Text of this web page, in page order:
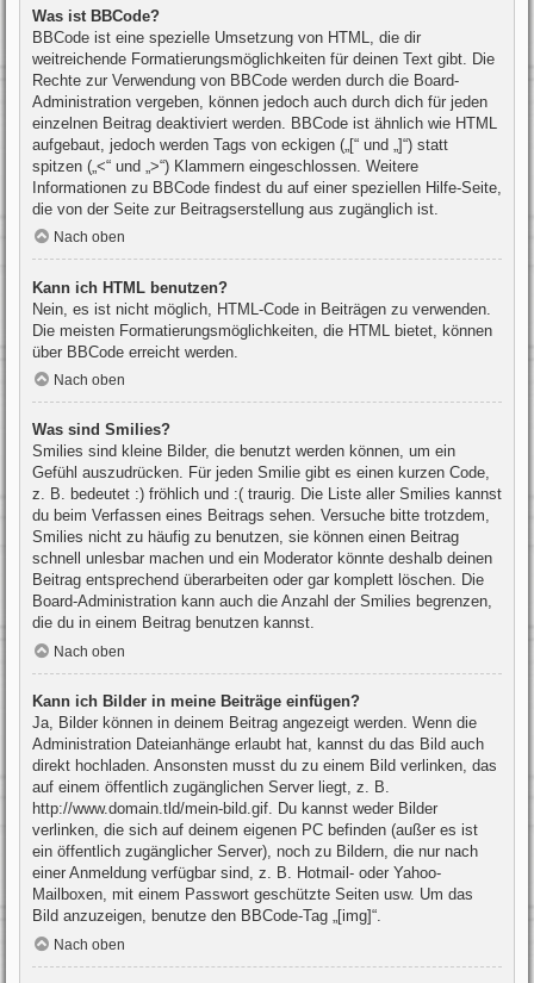
Was ist BBCode?
BBCode ist eine spezielle Umsetzung von HTML, die dir
weitreichende Formatierungsmöglichkeiten für deinen Text gibt. Die
Rechte zur Verwendung von BBCode werden durch die Board-
Administration vergeben, können jedoch auch durch dich für jeden
einzelnen Beitrag deaktiviert werden. BBCode ist ähnlich wie HTML
aufgebaut, jedoch werden Tags von eckigen („[“ und „]“) statt
spitzen („<“ und „>“) Klammern eingeschlossen. Weitere
Informationen zu BBCode findest du auf einer speziellen Hilfe-Seite,
die von der Seite zur Beitragserstellung aus zugänglich ist.
Nach oben
Kann ich HTML benutzen?
Nein, es ist nicht möglich, HTML-Code in Beiträgen zu verwenden.
Die meisten Formatierungsmöglichkeiten, die HTML bietet, können
über BBCode erreicht werden.
Nach oben
Was sind Smilies?
Smilies sind kleine Bilder, die benutzt werden können, um ein
Gefühl auszudrücken. Für jeden Smilie gibt es einen kurzen Code,
z. B. bedeutet :) fröhlich und :( traurig. Die Liste aller Smilies kannst
du beim Verfassen eines Beitrags sehen. Versuche bitte trotzdem,
Smilies nicht zu häufig zu benutzen, sie können einen Beitrag
schnell unlesbar machen und ein Moderator könnte deshalb deinen
Beitrag entsprechend überarbeiten oder gar komplett löschen. Die
Board-Administration kann auch die Anzahl der Smilies begrenzen,
die du in einem Beitrag benutzen kannst.
Nach oben
Kann ich Bilder in meine Beiträge einfügen?
Ja, Bilder können in deinem Beitrag angezeigt werden. Wenn die
Administration Dateianhänge erlaubt hat, kannst du das Bild auch
direkt hochladen. Ansonsten musst du zu einem Bild verlinken, das
auf einem öffentlich zugänglichen Server liegt, z. B.
http://www.domain.tld/mein-bild.gif. Du kannst weder Bilder
verlinken, die sich auf deinem eigenen PC befinden (außer es ist
ein öffentlich zugänglicher Server), noch zu Bildern, die nur nach
einer Anmeldung verfügbar sind, z. B. Hotmail- oder Yahoo-
Mailboxen, mit einem Passwort geschützte Seiten usw. Um das
Bild anzuzeigen, benutze den BBCode-Tag „[img]“.
Nach oben